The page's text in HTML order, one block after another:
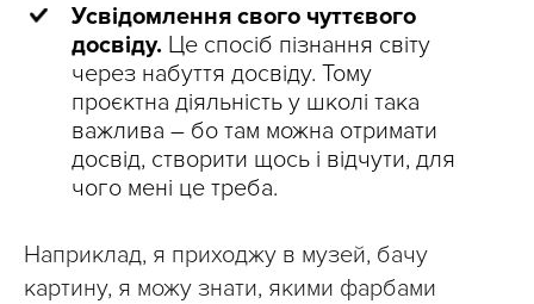
Усвідомлення свого чуттєвого
досвіду. Це спосіб пізнання світу
через набуття досвіду. Тому
проєктна діяльність у школі така
важлива – бо там можна отримати
досвід, створити щось і відчути, для
чого мені це треба.
Наприклад, я приходжу в музей, бачу
картину, я можу знати, якими фарбами